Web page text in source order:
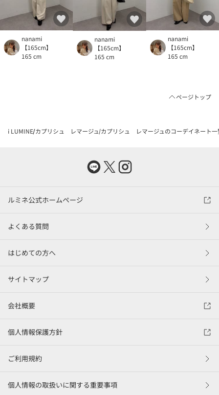
nanami
【165cm】
165 cm
nanami
【165cm】
165 cm
nanami
【165cm】
165 cm
ページトップ
i LUMINE カプリシュ レマージュ カプリシュ レマージュのコーデイネート一
ルミネ公式ホームページ
よくある質問
はじめての方へ
サイトマップ
会社概要
個人情報保護方針
ご利用規約
個人情報の取扱いに関する重要事項